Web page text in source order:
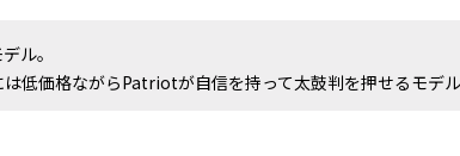
ル。
低価格ながらPatriotが自信を持って太鼓判を押せるモデ